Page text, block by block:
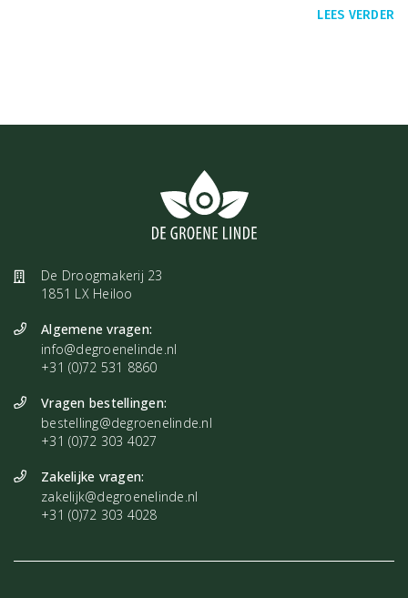
LEES VERDER
De Droogmakerij 23
1851 LX Heiloo
Algemene vragen:
info@degroenelinde.nl
+31 (0)72 531 8860
Vragen bestellingen:
bestelling@degroenelinde.nl
+31 (0)72 303 4027
Zakelijke vragen:
zakelijk@degroenelinde.nl
+31 (0)72 303 4028